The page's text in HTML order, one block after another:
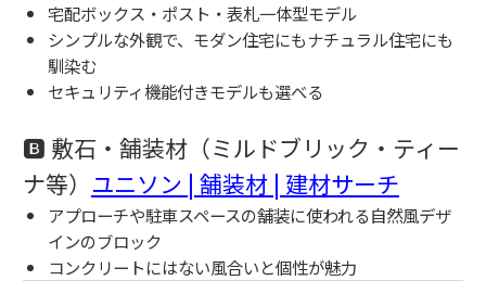
宅配ボックス・ポスト・表札一体型モデル
シンプルな外観で、モダン住宅にもナチュラル住宅にも
馴染む
セキュリティ機能付きモデルも選べる
🅱 敷石・舗装材（ミルドブリック・ティー
ナ等） ユニソン | 舗装材 | 建材サーチ
アプローチや駐車スペースの舗装に使われる自然風デザ
インのブロック
コンクリートにはない風合いと個性が魅力